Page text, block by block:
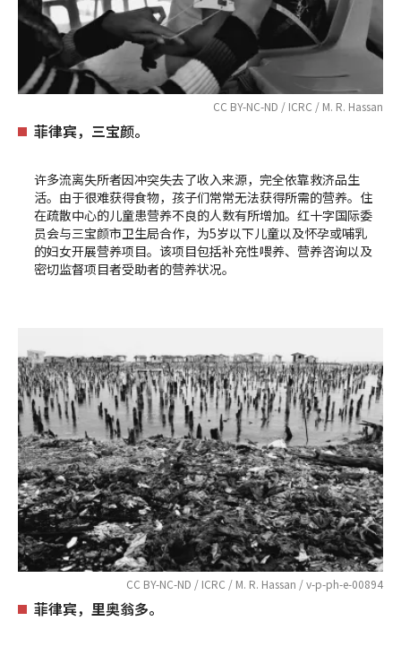
CC BY-NC-ND / ICRC / M. R. Hassan
菲律宾，三宝颜。
许多流离失所者因冲突失去了收入来源，完全依靠救济品生
活。由于很难获得食物，孩子们常常无法获得所需的营养。住
在疏散中心的儿童患营养不良的人数有所增加。红十字国际委
员会与三宝颜市卫生局合作，为5岁以下儿童以及怀孕或哺乳
的妇女开展营养项目。该项目包括补充性喂养、营养咨询以及
密切监督项目者受助者的营养状况。
CC BY-NC-ND / ICRC / M. R. Hassan / v-p-ph-e-00894
菲律宾，里奥翁多。